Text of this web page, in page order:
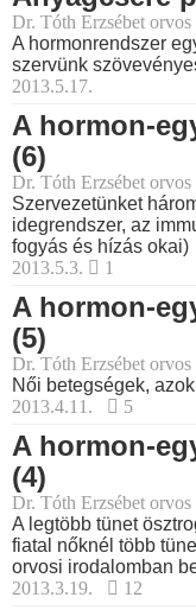
Dr. Tóth Erzsébet orvos
A hormonrendszer
szervünk
2013.5.17.
A hormon-
(6)
Dr. Tóth Erzsébet orvos
Szervezetünket
idegrendszer, az
fogyás és hízás okai)
2013.5.3.
1
A hormon-
(5)
Dr. Tóth Erzsébet orvos
Női betegségek,
2013.4.11.
5
A hormon-
(4)
Dr. Tóth Erzsébet orvos
A legtöbb tünet
fiatal nőknél több
orvosi irodalomban
2013.3.19.
12